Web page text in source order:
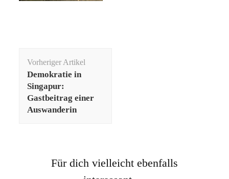
Vorheriger Artikel
Demokratie in
Singapur:
Gastbeitrag einer
Auswanderin
Für dich vielleicht ebenfalls